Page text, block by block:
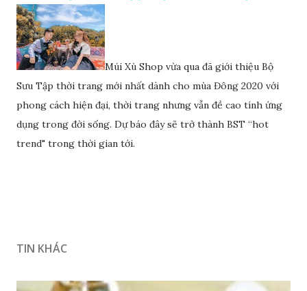
Múi Xù Shop vừa qua đã giới thiệu Bộ
Sưu Tập thời trang mới nhất dành cho mùa Đông 2020 với
phong cách hiện đại, thời trang nhưng vẫn đề cao tính ứng
dụng trong đời sống. Dự báo đây sẽ trở thành BST “hot
trend" trong thời gian tới.
TIN KHÁC